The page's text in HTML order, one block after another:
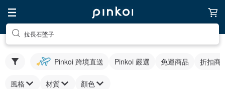
拉長石墜子
Pinkoi 跨境直送 Pinkoi 嚴選 免運商品 折扣商
風格 材質 顏色